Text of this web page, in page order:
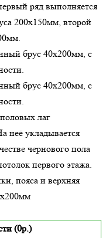
ряд выполняется
200х150мм, второй
брус 40х200мм, с
.
брус 40х200мм, с
.
лаг
неё укладывается
чернового пола
первого этажа.
пояса и верхняя
мм
(0р.)